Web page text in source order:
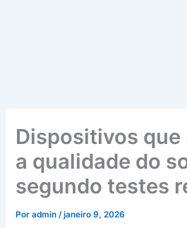
Dispositivos que
a qualidade do
segundo testes
Poradmin/janeiro 9, 2026